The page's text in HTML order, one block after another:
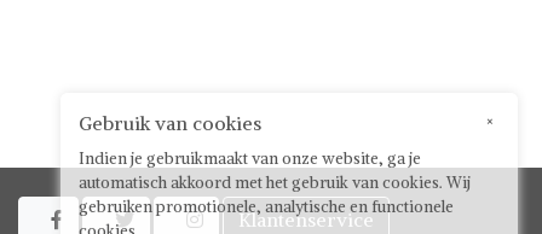
   Klantenservice
×
Gebruik van cookies
Indien je gebruikmaakt van onze website, ga je
automatisch akkoord met het gebruik van cookies. Wij
gebruiken promotionele, analytische en functionele